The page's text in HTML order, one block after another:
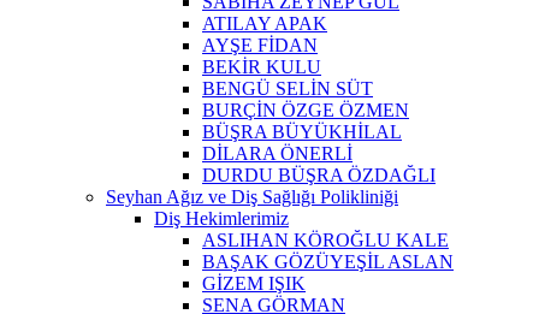
ATILAY APAK
AYŞE FİDAN
BEKİR KULU
BENGÜ SELİN SÜT
BURÇİN ÖZGE ÖZMEN
BÜŞRA BÜYÜKHİLAL
DİLARA ÖNERLİ
DURDU BÜŞRA ÖZDAĞLI
Seyhan Ağız ve Diş Sağlığı Polikliniği
Diş Hekimlerimiz
ASLIHAN KÖROĞLU KALE
BAŞAK GÖZÜYEŞİL ASLAN
GİZEM IŞIK
SENA GÖRMAN